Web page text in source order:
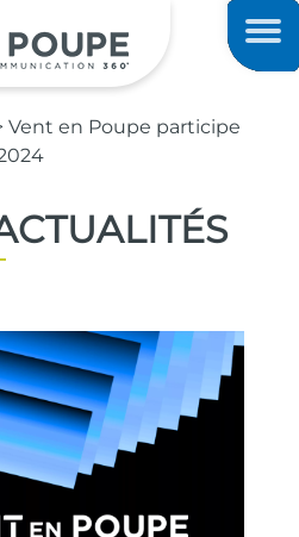
Vent en Poupe participe